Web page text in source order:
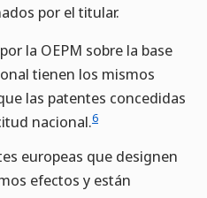
por el titular.
la OEPM sobre la base
tienen los mismos
las patentes concedidas
nacional.6
europeas que designen
efectos y están